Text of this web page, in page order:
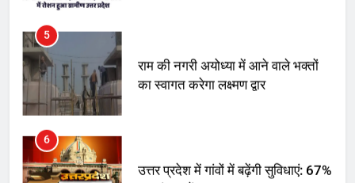
5
राम की नगरी अयोध्या में आने वाले भक्तों
का स्वागत करेगा लक्ष्मण द्वार
6
उत्तर प्रदेश में गांवों में बढ़ेंगी सुविधाएं: 67%